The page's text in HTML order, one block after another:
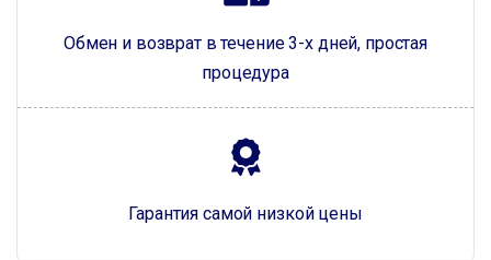
Обмен и возврат в течение 3-х дней, простая
процедура
Гарантия самой низкой цены